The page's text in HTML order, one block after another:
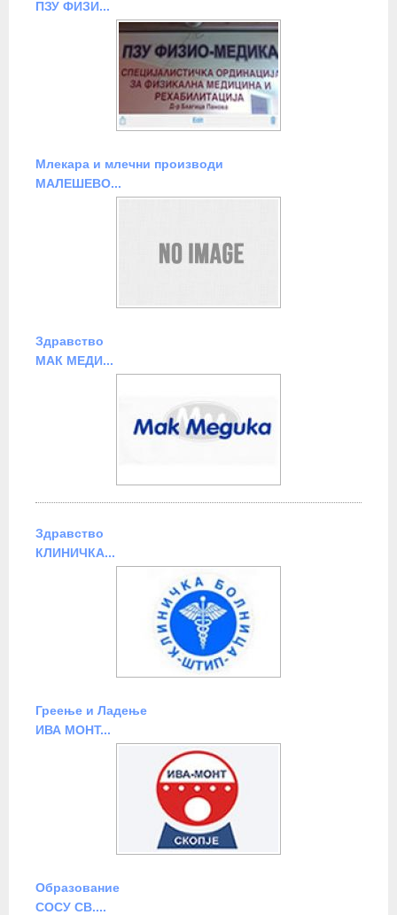
ПЗУ ФИЗИ...
Млекара и млечни производи
МАЛЕШЕВО...
Здравство
МАК МЕДИ...
Здравство
КЛИНИЧКА...
Греење и Ладење
ИВА МОНТ...
Образование
СОСУ СВ....